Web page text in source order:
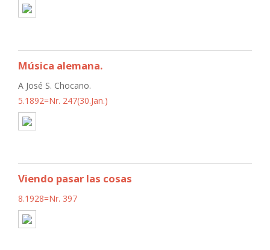
Música alemana.
A José S. Chocano.
5.1892=Nr. 247(30.Jan.)
Viendo pasar las cosas
8.1928=Nr. 397